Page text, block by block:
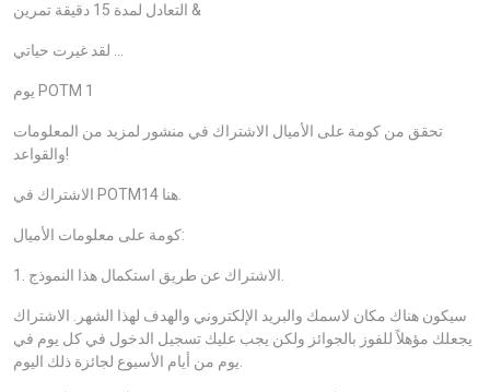
التعادل لمدة 15 دقيقة تمرين &
يوم POTM 1
تحقق من كومة على الأميال الاشتراك في منشور لمزيد من المعلومات
والقواعد!
كومة على معلومات الأميال:
سيكون هناك مكان لاسمك والبريد الإلكتروني والهدف لهذا الشهر. الاشتراك
يجعلك مؤهلاً للفوز بالجوائز ولكن يجب عليك تسجيل الدخول في كل يوم في